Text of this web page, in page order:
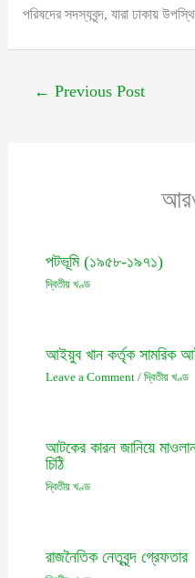
পরিষদের সদস্যবৃন্দ, যারা ঢাকায়
← Previous Post
পটভূমি (১৯৫৮-১৯৭১)
দ্বিতীয় খণ্ড
আইয়ুব খান কর্তৃক সামরিক
Leave a Comment / দ্বিতীয় খণ্ড
আটকের কারন জানিয়ে
চিঠি
দ্বিতীয় খণ্ড
রাজনৈতিক নেতৃবৃন্দ গ্রেফতার